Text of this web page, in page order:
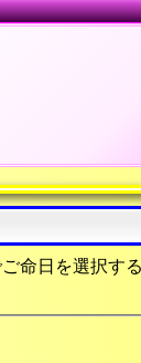
命日を選択する